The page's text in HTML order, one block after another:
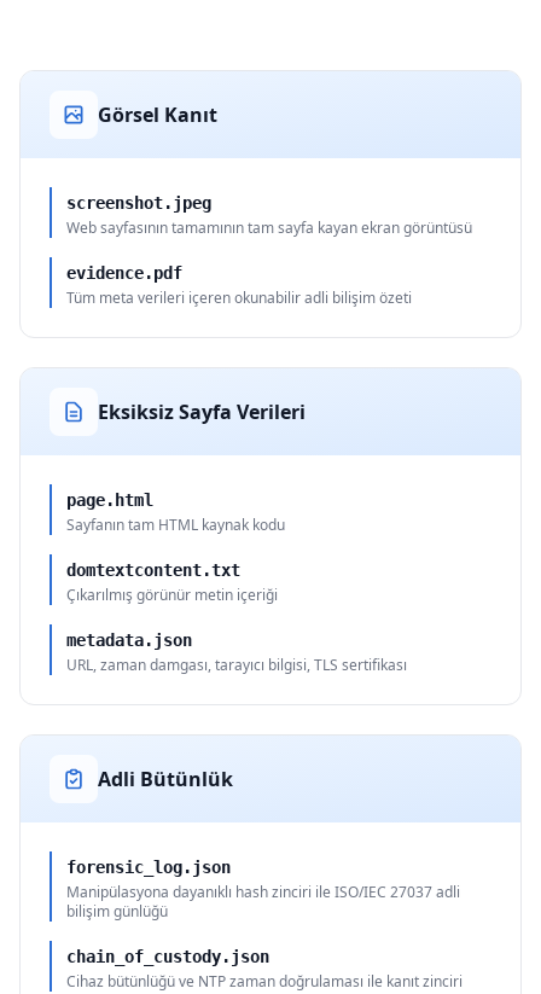
Görsel Kanıt
screenshot.jpeg
Web sayfasının tamamının tam sayfa kayan ekran görüntüsü
evidence.pdf
Tüm meta verileri içeren okunabilir adli bilişim özeti
Eksiksiz Sayfa Verileri
page.html
Sayfanın tam HTML kaynak kodu
domtextcontent.txt
Çıkarılmış görünür metin içeriği
metadata.json
URL, zaman damgası, tarayıcı bilgisi, TLS sertifikası
Adli Bütünlük
forensic_log.json
Manipülasyona dayanıklı hash zinciri ile ISO/IEC 27037 adli
bilişim günlüğü
chain_of_custody.json
Cihaz bütünlüğü ve NTP zaman doğrulaması ile kanıt zinciri